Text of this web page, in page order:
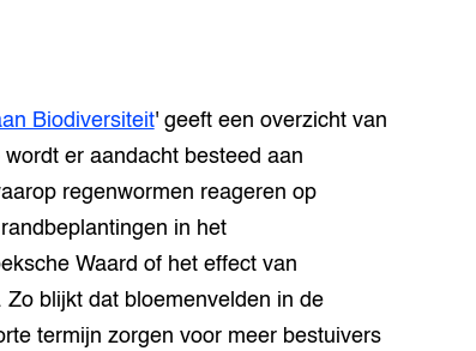
Biodiversiteit' geeft een overzicht van
er aandacht besteed aan
regenwormen reageren op
in het
Waard of het effect van
blijkt dat bloemenvelden in de
termijn zorgen voor meer bestuivers